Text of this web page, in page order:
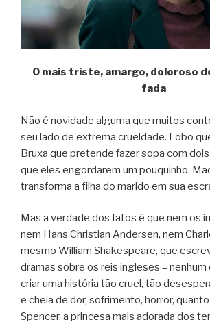
O mais triste, amargo, doloroso
fada
Não é novidade alguma que muitos
seu lado de extrema crueldade. Lobo
Bruxa que pretende fazer sopa com
que eles engordarem um pouquinho.
transforma a filha do marido em sua
Mas a verdade dos fatos é que nem os
nem Hans Christian Andersen, nem
mesmo William Shakespeare, que
dramas sobre os reis ingleses –
criar uma história tão cruel, tão
e cheia de dor, sofrimento, horror,
Spencer, a princesa mais adorada dos